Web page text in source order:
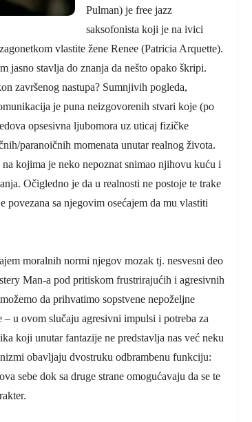
Pulman) je free jazz
saksofonista koji je na ivici
vlastite žene Renee (Patricia Arquette).
jasno stavlja do znanja da nešto opako škripi.
završenog nastupa? Sumnjivih pogleda,
je puna neizgovorenih stvari koje (po
opsesivna ljubomora uz uticaj fizičke
paranoičnih momenata unutar realnog života.
kojima je neko nepoznat snimao njihovu kuću i
Očigledno je da u realnosti ne postoje te trake
povezana sa njegovim osećajem da mu vlastiti
moralnih normi njegov mozak tj. nesvesni deo
Man-a pod pritiskom frustrirajućih i agresivnih
da prihvatimo sopstvene nepoželjne
u ovom slučaju agresivni impulsi i potreba za
koji unutar fantazije ne predstavlja nas već neku
obavljaju dvostruku odbrambenu funkciju:
sebe dok sa druge strane omogućavaju da se te